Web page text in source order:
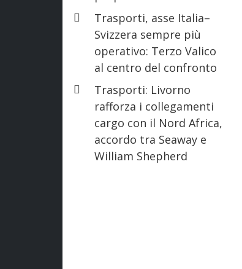
Trasporti, asse Italia–
Svizzera sempre più
operativo: Terzo Valico
al centro del confronto
Trasporti: Livorno
rafforza i collegamenti
cargo con il Nord Africa,
accordo tra Seaway e
William Shepherd